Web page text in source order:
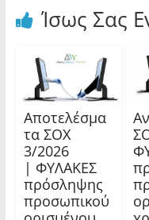
Ίσως Σας
Αποτελέσμα
τα ΣΟΧ
3/2026
| ΦΥΛΑΚΕΣ
πρόσληψης
προσωπικού